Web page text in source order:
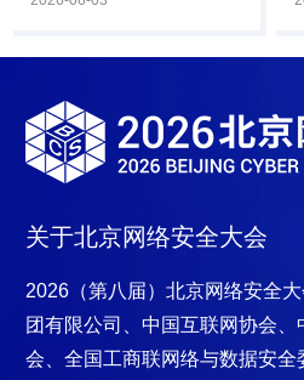
关于北京网络安全大会
2026（第八届）北京网络安全大
团有限公司、中国互联网协会
会、全国工商联网络与数据安